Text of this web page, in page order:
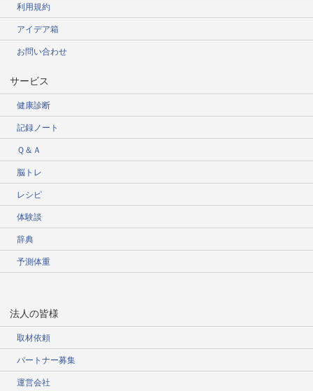
利用規約
アイデア箱
お問い合わせ
サービス
健康診断
記録ノート
Ｑ＆Ａ
脳トレ
レシピ
体験談
辞典
予測体重
法人の皆様
取材依頼
パートナー募集
運営会社